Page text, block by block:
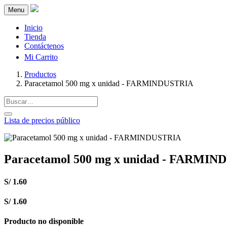
Menu
Inicio
Tienda
Contáctenos
Mi Carrito
Productos
Paracetamol 500 mg x unidad - FARMINDUSTRIA
Lista de precios público
Paracetamol 500 mg x unidad -
S/ 1.60
S/ 1.60
Producto no disponible